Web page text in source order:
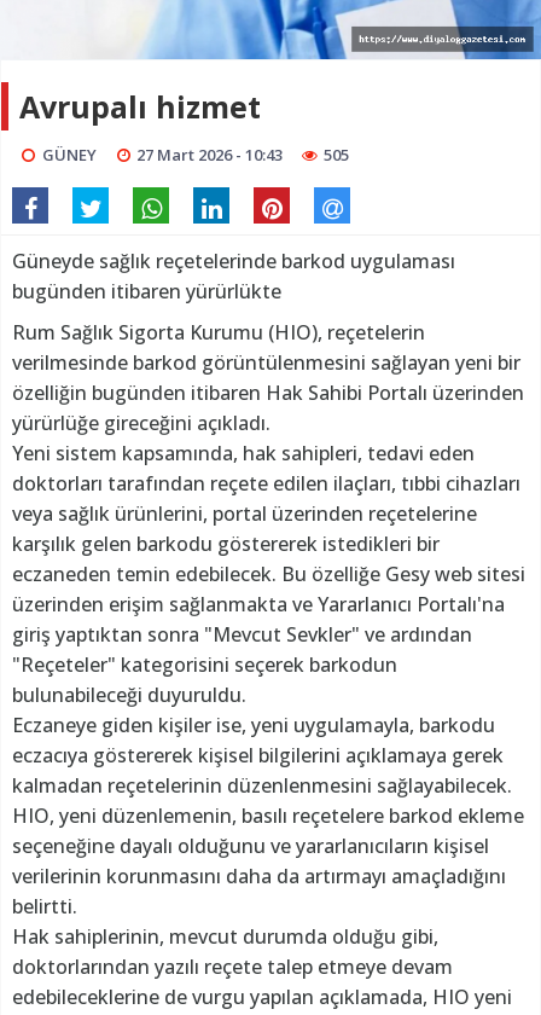
Avrupalı hizmet
GÜNEY 27 Mart 2026 - 10:43 505
Güneyde sağlık reçetelerinde barkod uygulaması
bugünden itibaren yürürlükte
Rum Sağlık Sigorta Kurumu (HIO), reçetelerin
verilmesinde barkod görüntülenmesini sağlayan yeni bir
özelliğin bugünden itibaren Hak Sahibi Portalı üzerinden
yürürlüğe gireceğini açıkladı.
Yeni sistem kapsamında, hak sahipleri, tedavi eden
doktorları tarafından reçete edilen ilaçları, tıbbi cihazları
veya sağlık ürünlerini, portal üzerinden reçetelerine
karşılık gelen barkodu göstererek istedikleri bir
eczaneden temin edebilecek. Bu özelliğe Gesy web sitesi
üzerinden erişim sağlanmakta ve Yararlanıcı Portalı'na
giriş yaptıktan sonra "Mevcut Sevkler" ve ardından
"Reçeteler" kategorisini seçerek barkodun
bulunabileceği duyuruldu.
Eczaneye giden kişiler ise, yeni uygulamayla, barkodu
eczacıya göstererek kişisel bilgilerini açıklamaya gerek
kalmadan reçetelerinin düzenlenmesini sağlayabilecek.
HIO, yeni düzenlemenin, basılı reçetelere barkod ekleme
seçeneğine dayalı olduğunu ve yararlanıcıların kişisel
verilerinin korunmasını daha da artırmayı amaçladığını
belirtti.
Hak sahiplerinin, mevcut durumda olduğu gibi,
doktorlarından yazılı reçete talep etmeye devam
edebileceklerine de vurgu yapılan açıklamada, HIO yeni